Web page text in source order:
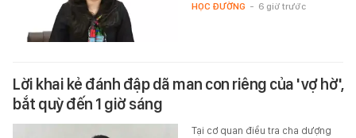
HỌC ĐƯỜNG - 6 giờ trước
Lời khai kẻ đánh đập dã man con riêng của 'vợ hờ',
bắt quỳ đến 1 giờ sáng
Tại cơ quan điều tra cha dượng